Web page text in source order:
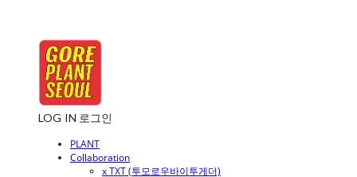
LOG IN 로그인
PLANT
Collaboration
x TXT (투모로우바이투게더)